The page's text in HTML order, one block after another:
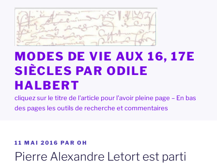
contenu
principal
MODES DE VIE AUX 16, 17E
SIÈCLES PAR ODILE
HALBERT
cliquez sur le titre de l'article pour l'avoir pleine page – En bas
des pages les outils de recherche et commentaires
PUBLIÉ
LE
11 MAI 2016 PAR OH
Pierre Alexandre Letort est parti